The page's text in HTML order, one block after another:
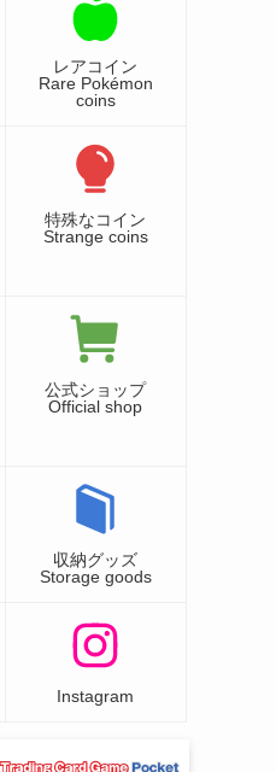
レアコイン
Rare Pokémon
coins
特殊なコイン
Strange coins
公式ショップ
Official shop
収納グッズ
Storage goods
Instagram